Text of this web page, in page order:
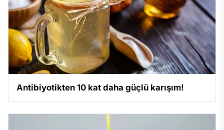
Antibiyotikten 10 kat daha güçlü karışım!